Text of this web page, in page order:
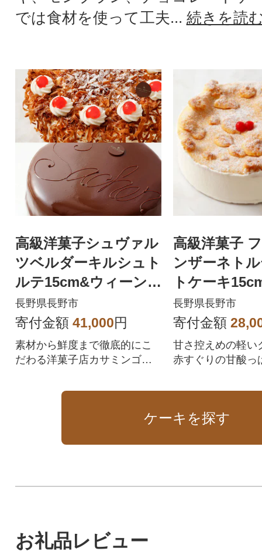
では食材を使って工夫... 続きを読
高級洋菓子シュヴァル
ツベルダーキルシュト
ルテ15cm&ウィーン
の銘菓ザッハトルテ12
cmのセット
長野県長野市
寄付金額 41,000円
素材から鮮度まで徹底的にこ
だわる洋菓子店カサミンゴ
高級洋菓子
ンザーネト
トケーキ
長野県長野市
寄付金額
甘さ控えめの軽い
赤すぐりの甘酸っ
ー生地のドイツ伝
ケーキを探す
お礼品レビュー